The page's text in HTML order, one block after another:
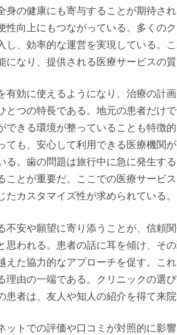
身の健康にも寄与することが期待さ
性向上にもつながっている。多くの
し、効率的な運営を実現している。
になり、提供される医療サービスの質
有効に使えるようになり、治療の計
とつの特長である。地元の患者だけ
できる環境が整っていることも特徴
ても、安心して利用できる医療機関
る。歯の問題は旅行中に急に発生す
ことが重要だ。ここでの医療サービ
たカスタマイズ性が求められている。
不安や願望に寄り添うことが、信頼
思われる。患者の話に耳を傾け、そ
えた協力的なアプローチを促す。こ
理由の一端である。クリニックの選
患者は、友人や知人の紹介を得て来院
ットでの評価や口コミが対照的に影